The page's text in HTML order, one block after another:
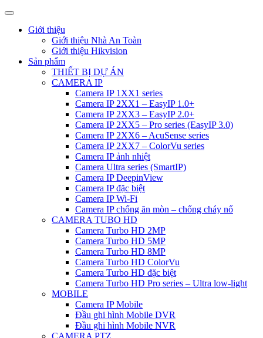
Giới thiệu
Giới thiệu Nhà An Toàn
Giới thiệu Hikvision
Sản phẩm
THIẾT BỊ DỰ ÁN
CAMERA IP
Camera IP 1XX1 series
Camera IP 2XX1 – EasyIP 1.0+
Camera IP 2XX3 – EasyIP 2.0+
Camera IP 2XX5 – Pro series (EasyIP 3.0)
Camera IP 2XX6 – AcuSense series
Camera IP 2XX7 – ColorVu series
Camera IP ảnh nhiệt
Camera Ultra series (SmartIP)
Camera IP DeepinView
Camera IP đặc biệt
Camera IP Wi-Fi
Camera IP chống ăn mòn – chống cháy nổ
CAMERA TUBO HD
Camera Turbo HD 2MP
Camera Turbo HD 5MP
Camera Turbo HD 8MP
Camera Turbo HD ColorVu
Camera Turbo HD đặc biệt
Camera Turbo HD Pro series – Ultra low-light
MOBILE
Camera IP Mobile
Đầu ghi hình Mobile DVR
Đầu ghi hình Mobile NVR
CAMERA PTZ